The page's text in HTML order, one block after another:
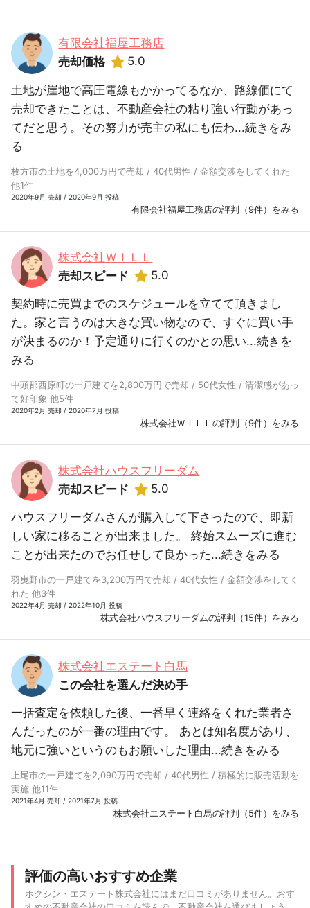
有限会社福屋工務店
売却価格
5.0
土地が崖地で高圧電線もかかってるなか、路線価にて
売却できたことは、不動産会社の粘り強い行動があっ
てだと思う。その努力が売主の私にも伝わ...続きをみ
る
枚方市の土地を4,000万円で売却 / 40代男性 / 金額交渉をしてくれた
他1件
2020年9月 売却 / 2020年9月 投稿
有限会社福屋工務店の評判（9件）をみる
株式会社ＷＩＬＬ
売却スピード
5.0
契約時に売買までのスケジュールを立てて頂きまし
た。家と言うのは大きな買い物なので、すぐに買い手
が決まるのか！予定通りに行くのかとの思い...続きを
みる
中頭郡西原町の一戸建てを2,800万円で売却 / 50代女性 / 清潔感があっ
て好印象 他5件
2020年2月 売却 / 2020年7月 投稿
株式会社ＷＩＬＬの評判（9件）をみる
株式会社ハウスフリーダム
売却スピード
5.0
ハウスフリーダムさんが購入して下さったので、即新
しい家に移ることが出来ました。 終始スムーズに進む
ことが出来たのでお任せして良かった...続きをみる
羽曳野市の一戸建てを3,200万円で売却 / 40代女性 / 金額交渉をしてく
れた 他3件
2022年4月 売却 / 2022年10月 投稿
株式会社ハウスフリーダムの評判（15件）をみる
株式会社エステート白馬
この会社を選んだ決め手
一括査定を依頼した後、一番早く連絡をくれた業者さ
んだったのが一番の理由です。 あとは知名度があり、
地元に強いというのもお願いした理由...続きをみる
上尾市の一戸建てを2,090万円で売却 / 40代男性 / 積極的に販売活動を
実施 他11件
2021年4月 売却 / 2021年7月 投稿
株式会社エステート白馬の評判（5件）をみる
評価の高いおすすめ企業
ホクシン・エステート株式会社にはまだ口コミがありません。おす